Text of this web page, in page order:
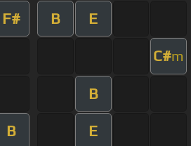
F# B E
C#m
B
B E